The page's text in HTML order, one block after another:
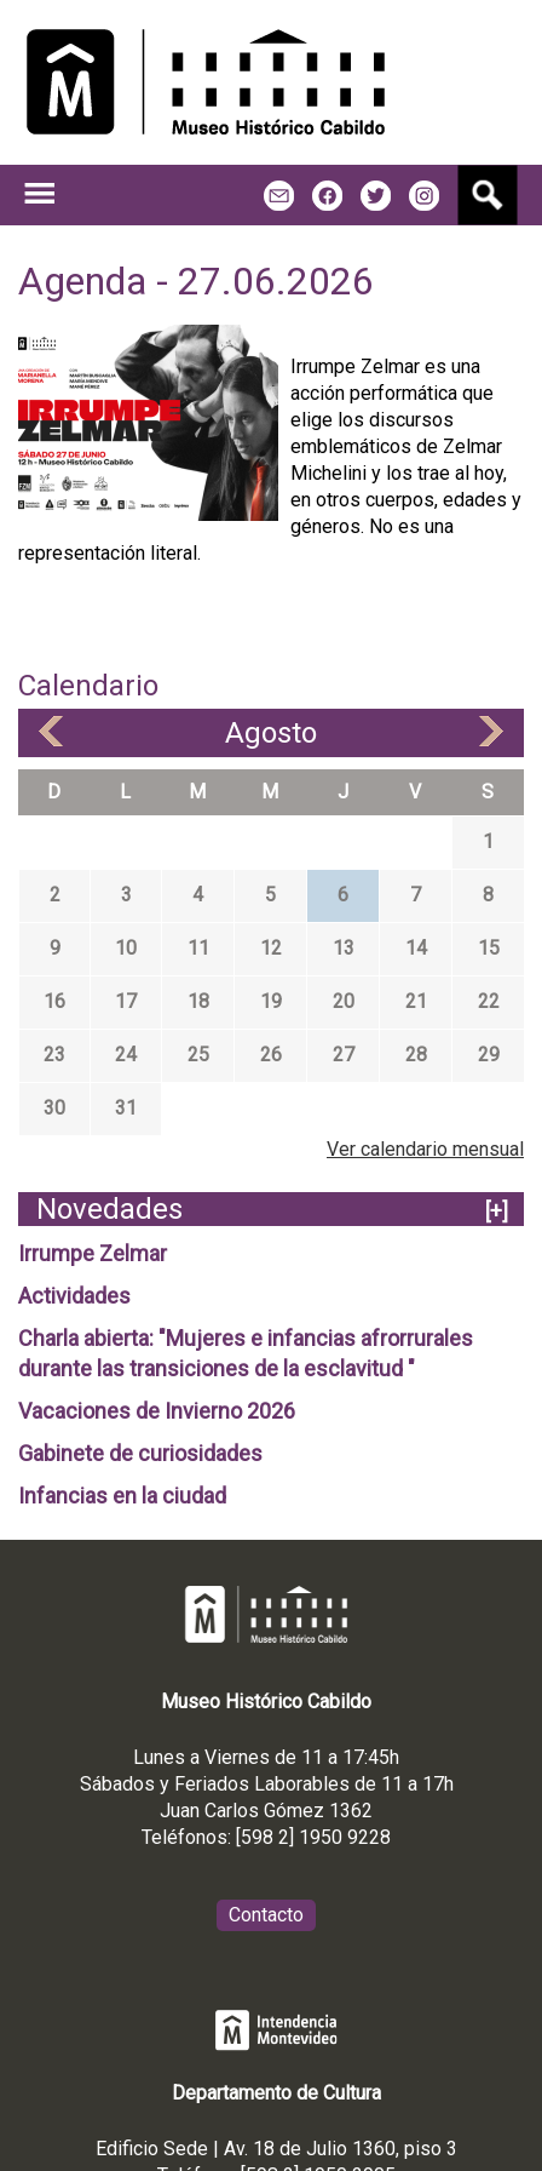
Agenda - 27.06.2026
Irrumpe Zelmar es una
acción performática que
elige los discursos
emblemáticos de Zelmar
Michelini y los trae al hoy,
en otros cuerpos, edades y
géneros. No es una
representación literal.
Calendario
Agosto
D L M M J V S
1
2 3 4 5 6 7 8
9 10 11 12 13 14 15
16 17 18 19 20 21 22
23 24 25 26 27 28 29
30
31
Ver calendario mensual
Novedades
[+]
Irrumpe Zelmar
Actividades
Charla abierta: "Mujeres e infancias afrorrurales
durante las transiciones de la esclavitud "
Vacaciones de Invierno 2026
Gabinete de curiosidades
Infancias en la ciudad
s
Museo Histórico Cabildo
Lunes a Viernes de 11 a 17:45h
Sábados y Feriados Laborables de 11 a 17h
Juan Carlos Gómez 1362
Teléfonos: [598 2] 1950 9228
Contacto
Departamento de Cultura
Edificio Sede | Av. 18 de Julio 1360, piso 3